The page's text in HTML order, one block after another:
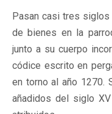
Pasan casi tres siglos
de bienes en la
junto a su cuerpo
códice escrito en
en torno al año 1270.
añadidos del siglo